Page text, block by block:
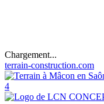
Chargement...
terrain-construction.com
4